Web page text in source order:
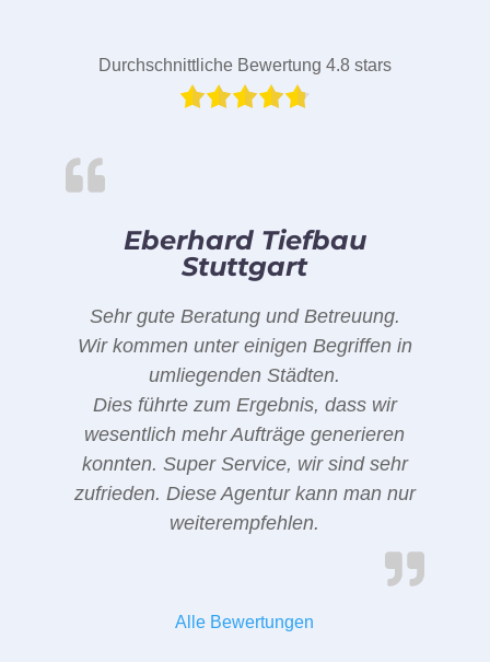
Durchschnittliche Bewertung 4.8 stars
Eberhard Tiefbau
Stuttgart
Sehr gute Beratung und Betreuung.
Wir kommen unter einigen Begriffen in
umliegenden Städten.
Dies führte zum Ergebnis, dass wir
wesentlich mehr Aufträge generieren
konnten. Super Service, wir sind sehr
zufrieden. Diese Agentur kann man nur
weiterempfehlen.
Alle Bewertungen